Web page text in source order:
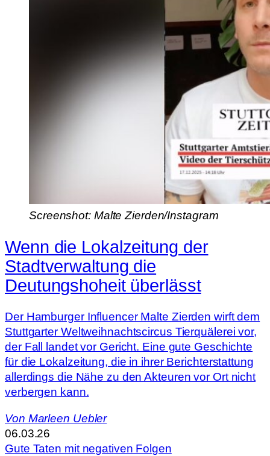
Screenshot: Malte Zierden/Instagram
Wenn die Lokalzeitung der
Stadtverwaltung die
Deutungshoheit überlässt
Der Hamburger Influencer Malte Zierden wirft dem
Stuttgarter Weltweihnachtscircus Tierquälerei vor,
der Fall landet vor Gericht. Eine gute Geschichte
für die Lokalzeitung, die in ihrer Berichterstattung
allerdings die Nähe zu den Akteuren vor Ort nicht
verbergen kann.
Von Marleen Uebler
06.03.26
Gute Taten mit negativen Folgen